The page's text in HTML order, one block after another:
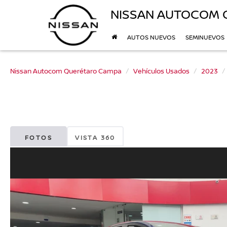
NISSAN AUTOCOM
AUTOS NUEVOS SEMINUEVOS
Nissan Autocom Querétaro Campa Vehículos Usados 2023
FOTOS VISTA 360